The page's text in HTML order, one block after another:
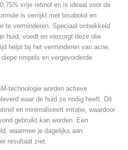
vrije retinol en is ideaal voor de
is verrijkt met bisabolol en
te verminderen. Speciaal ontwikkeld
huid, voedt en verzorgt deze olie
helpt bij het verminderen van acne,
rimpels en vergevorderde
technologie worden actieve
waar de huid ze nodig heeft. Dit
en minimaliseert irritatie, waardoor
gebruikt kan worden. Een
waarmee je dagelijks aan
resultaat ziet.